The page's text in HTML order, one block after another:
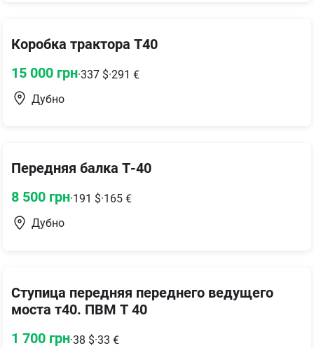
Коробка трактора Т40
15 000 грн·337 $·291 €
Дубно
Передняя балка Т-40
8 500 грн·191 $·165 €
Дубно
Ступица передняя переднего ведущего
моста т40. ПВМ Т 40
1 700 грн·38 $·33 €